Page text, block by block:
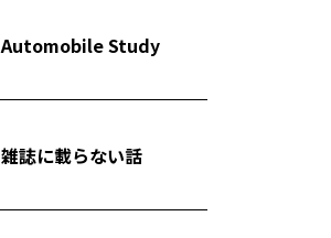
Automobile Study
雑誌に載らない話